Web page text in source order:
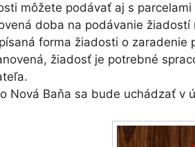
môžete podávať aj s
doba na podávanie
forma žiadosti o zaradenie
žiadosť je potrebné
Nová Baňa sa bude uchádzať v